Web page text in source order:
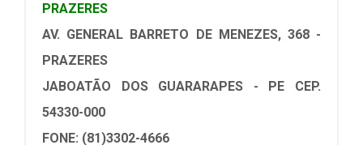
PRAZERES
AV. GENERAL BARRETO DE MENEZES, 368 -
PRAZERES
JABOATÃO DOS GUARARAPES - PE CEP.
54330-000
FONE: (81)3302-4666